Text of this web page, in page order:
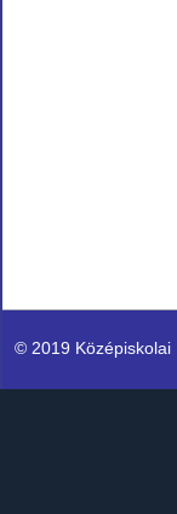
© 2019 Középiskolai